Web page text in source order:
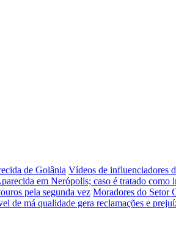
de Goiânia Vídeos de influenciadores
em Nerópolis; caso é tratado como
pela segunda vez Moradores do Setor
de má qualidade gera reclamações e